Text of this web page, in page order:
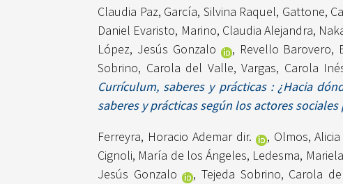
Claudia Paz, García, Silvina Raquel, Gattone,
Daniel Evaristo, Marino, Claudia Alejandra,
López, Jesús Gonzalo
, Revello Barovero,
Sobrino, Carola del Valle,Vargas, Carola
Currículum, saberes y prácticas : ¿Hacia
saberes y prácticas según los actores
Ferreyra, Horacio Ademar dir.
, Olmos,
Cignoli, María de los Ángeles, Ledesma,
Jesús Gonzalo
,Tejeda Sobrino, Carola